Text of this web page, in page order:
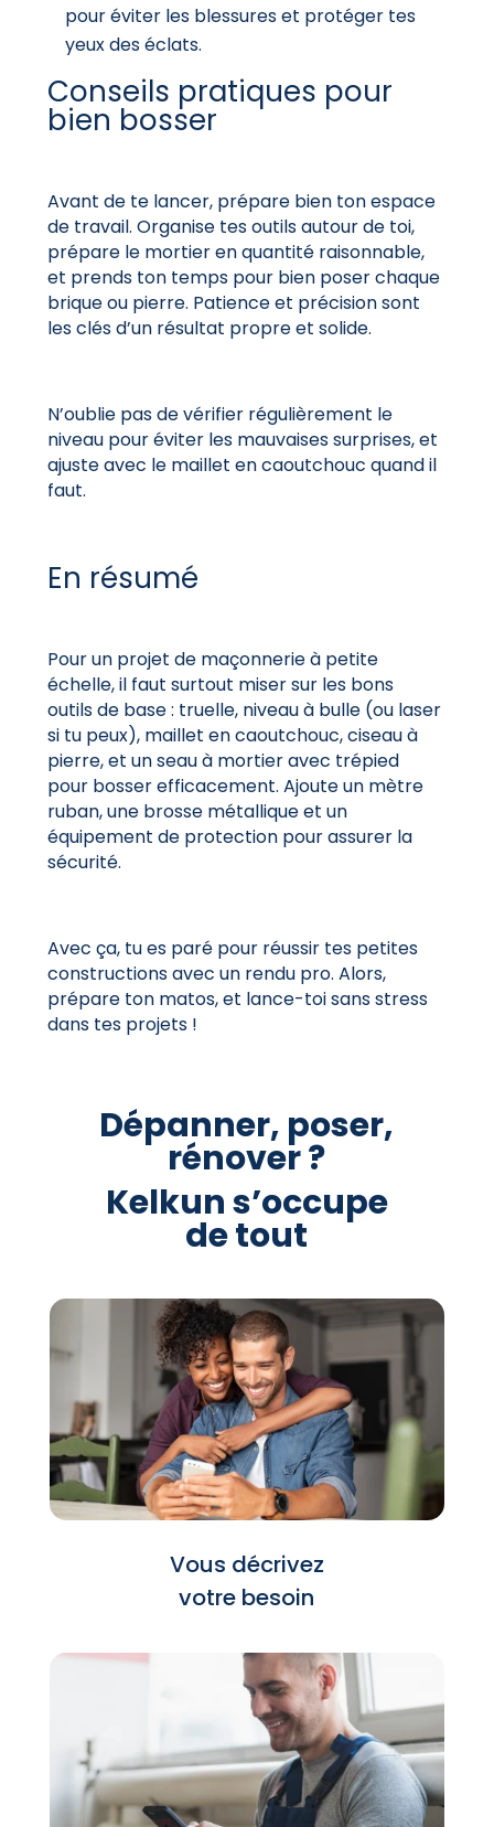
pour éviter les blessures et protéger tes
yeux des éclats.
Conseils pratiques pour
bien bosser
Avant de te lancer, prépare bien ton espace
de travail. Organise tes outils autour de toi,
prépare le mortier en quantité raisonnable,
et prends ton temps pour bien poser chaque
brique ou pierre. Patience et précision sont
les clés d’un résultat propre et solide.
N’oublie pas de vérifier régulièrement le
niveau pour éviter les mauvaises surprises, et
ajuste avec le maillet en caoutchouc quand il
faut.
En résumé
Pour un projet de maçonnerie à petite
échelle, il faut surtout miser sur les bons
outils de base : truelle, niveau à bulle (ou laser
si tu peux), maillet en caoutchouc, ciseau à
pierre, et un seau à mortier avec trépied
pour bosser efficacement. Ajoute un mètre
ruban, une brosse métallique et un
équipement de protection pour assurer la
sécurité.
Avec ça, tu es paré pour réussir tes petites
constructions avec un rendu pro. Alors,
prépare ton matos, et lance-toi sans stress
dans tes projets !
Dépanner, poser,
rénover ?
Kelkun s’occupe
de tout
Vous décrivez
votre besoin